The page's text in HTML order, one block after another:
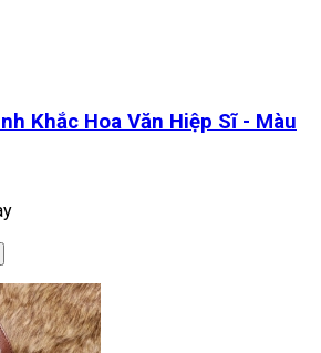
Khắc Hoa Văn Hiệp Sĩ - Màu